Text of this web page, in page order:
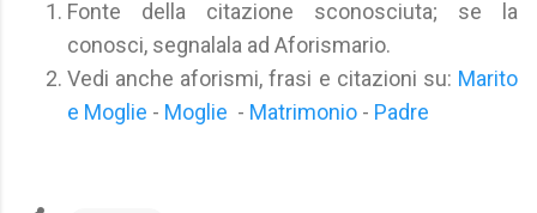
Fonte della citazione sconosciuta; se la
conosci, segnalala ad Aforismario.
Vedi anche aforismi, frasi e citazioni su: Marito
e Moglie - Moglie - Matrimonio - Padre